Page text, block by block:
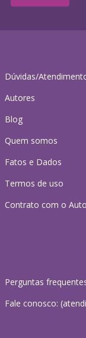
Dúvidas/
Autores
Blog
Quem somos
Fatos e Dados
Termos de uso
Contrato com o
Perguntas
Fale conosco: